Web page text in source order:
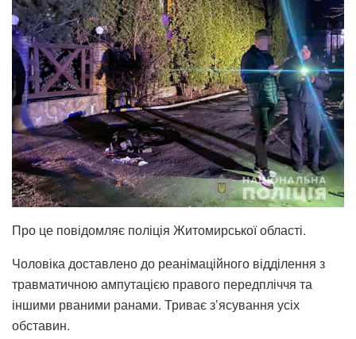
Про це повідомляє поліція Житомирської області.
Чоловіка доставлено до реанімаційного відділення з
травматичною ампутацією правого передпліччя та
іншими рваними ранами. Триває з’ясування усіх
обставин.